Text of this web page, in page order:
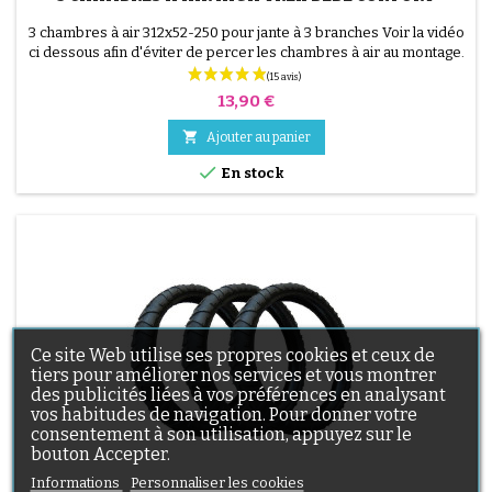
3 chambres à air 312x52-250 pour jante à 3 branches Voir la vidéo
ci dessous afin d'éviter de percer les chambres à air au montage.
VIDÉO DE MONTAGE.
Prix
13,90 €
 Ajouter au panier
 En stock
Ce site Web utilise ses propres cookies et ceux de
tiers pour améliorer nos services et vous montrer
des publicités liées à vos préférences en analysant
vos habitudes de navigation. Pour donner votre
consentement à son utilisation, appuyez sur le
bouton Accepter.
Informations Personnaliser les cookies